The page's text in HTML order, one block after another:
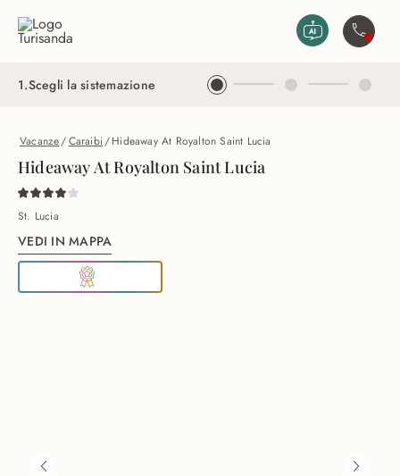
1.Scegli la sistemazione
Vacanze/Caraibi/Hideaway At Royalton Saint Lucia
Hideaway At Royalton Saint Lucia
St. Lucia
VEDI IN MAPPA